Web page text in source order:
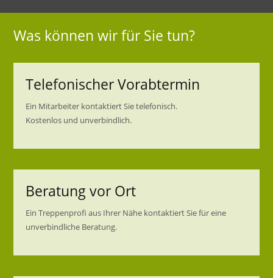
Was können wir für Sie tun?
Telefonischer Vorabtermin
Ein Mitarbeiter kontaktiert Sie telefonisch.
Kostenlos und unverbindlich.
Beratung vor Ort
Ein Treppenprofi aus Ihrer Nähe kontaktiert Sie für eine
unverbindliche Beratung.